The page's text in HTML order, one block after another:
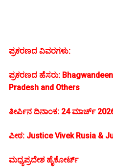
ಪ್ರಕರಣದ ವಿವರಗಳು:
ಪ್ರಕರಣದ ಹೆಸರು:
Pradesh and Others
ತೀರ್ಪಿನ ದಿನಾಂಕ: 24 ಮಾರ್ಚ್
ಪೀಠ: Justice Vivek Rusia &
ಮಧ್ಯಪ್ರದೇಶ ಹೈಕೋರ್ಟ್‌